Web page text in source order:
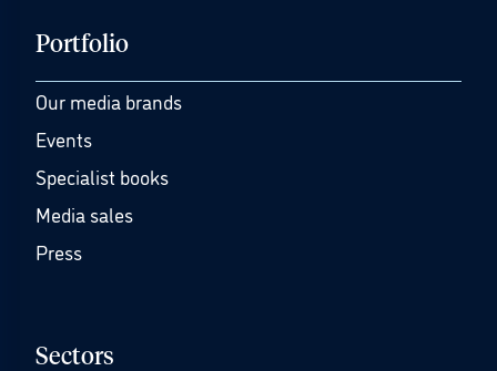
Portfolio
Our media brands
Events
Specialist books
Media sales
Press
Sectors